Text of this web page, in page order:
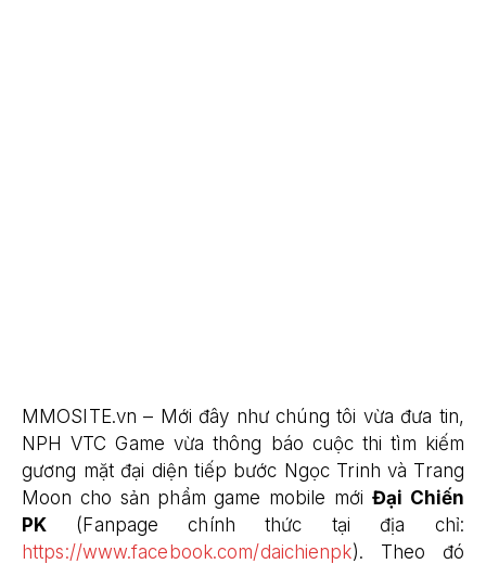
MMOSITE.vn – Mới đây như chúng tôi vừa đưa tin,
NPH VTC Game vừa thông báo cuộc thi tìm kiếm
gương mặt đại diện tiếp bước Ngọc Trinh và Trang
Moon cho sản phẩm game mobile mới Đại Chiến
PK (Fanpage chính thức tại địa chỉ:
https://www.facebook.com/daichienpk). Theo đó